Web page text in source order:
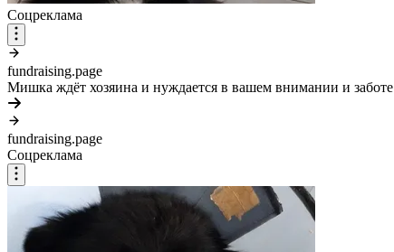
Соцреклама
fundraising.page
Мишка ждёт хозяина и нуждается в вашем внимании и заботе
fundraising.page
Соцреклама